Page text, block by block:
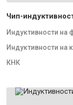
Чип-
Индуктивности на
Индуктивности на
КНК